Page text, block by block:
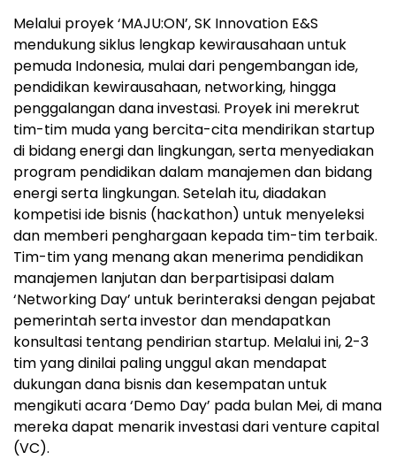
Melalui proyek ‘MAJU:ON’, SK Innovation E&S
mendukung siklus lengkap kewirausahaan untuk
pemuda Indonesia, mulai dari pengembangan ide,
pendidikan kewirausahaan, networking, hingga
penggalangan dana investasi. Proyek ini merekrut
tim-tim muda yang bercita-cita mendirikan startup
di bidang energi dan lingkungan, serta menyediakan
program pendidikan dalam manajemen dan bidang
energi serta lingkungan. Setelah itu, diadakan
kompetisi ide bisnis (hackathon) untuk menyeleksi
dan memberi penghargaan kepada tim-tim terbaik.
Tim-tim yang menang akan menerima pendidikan
manajemen lanjutan dan berpartisipasi dalam
‘Networking Day’ untuk berinteraksi dengan pejabat
pemerintah serta investor dan mendapatkan
konsultasi tentang pendirian startup. Melalui ini, 2-3
tim yang dinilai paling unggul akan mendapat
dukungan dana bisnis dan kesempatan untuk
mengikuti acara ‘Demo Day’ pada bulan Mei, di mana
mereka dapat menarik investasi dari venture capital
(VC).